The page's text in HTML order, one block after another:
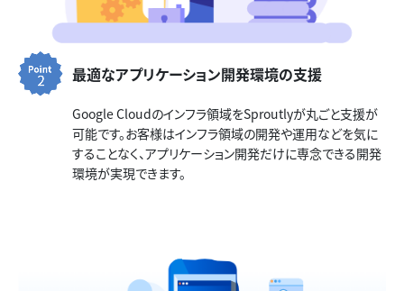
最適なアプリケーション開発環境の支援
Google Cloudのインフラ領域をSproutlyが丸ごと支援が
可能です。お客様はインフラ領域の開発や運用などを気に
することなく、アプリケーション開発だけに専念できる開発
環境が実現できます。